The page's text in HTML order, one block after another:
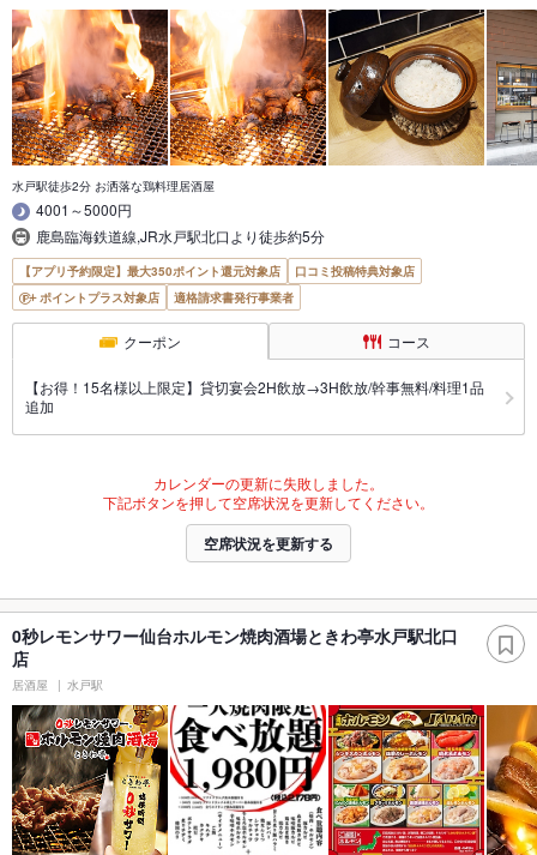
水戸駅徒歩2分 お洒落な鶏料理居酒屋
4001～5000円
鹿島臨海鉄道線,JR水戸駅北口より徒歩約5分
【アプリ予約限定】最大350ポイント還元対象店
口コミ投稿特典対象店
ポイントプラス対象店
適格請求書発行事業者
クーポン コース
【お得！15名様以上限定】貸切宴会2H飲放→3H飲放/幹事無料/料理1品
追加
カレンダーの更新に失敗しました。
下記ボタンを押して空席状況を更新してください。
空席状況を更新する
0秒レモンサワー仙台ホルモン焼肉酒場ときわ亭水戸駅北口
店
居酒屋 水戸駅